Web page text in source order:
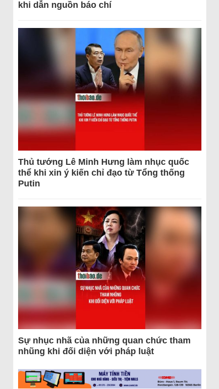
khi dẫn nguồn báo chí
Thủ tướng Lê Minh Hưng làm nhục quốc
thể khi xin ý kiến chỉ đạo từ Tổng thống
Putin
Sự nhục nhã của những quan chức tham
nhũng khi đối diện với pháp luật